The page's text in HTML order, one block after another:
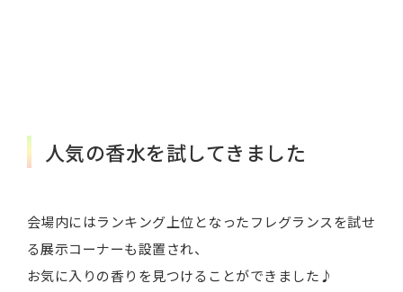
人気の香水を試してきました
会場内にはランキング上位となったフレグランスを試せ
る展示コーナーも設置され、
お気に入りの香りを見つけることができました♪